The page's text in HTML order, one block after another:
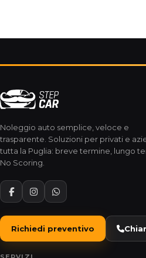
Noleggio auto semplice, veloce e
trasparente. Soluzioni per privati e
tutta la Puglia: breve termine, lungo
No Scoring.
Richiedi preventivo